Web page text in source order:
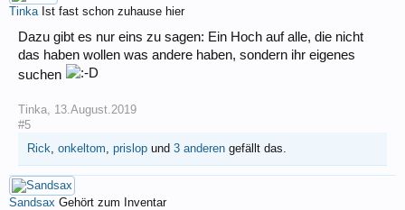
Tinka Ist fast schon zuhause hier
Dazu gibt es nur eins zu sagen: Ein Hoch auf alle, die nicht
das haben wollen was andere haben, sondern ihr eigenes
suchen
Tinka 13.August.2019
#5
Rick onkeltom prislop und 3 anderen gefällt das.
Sandsax Gehört zum Inventar